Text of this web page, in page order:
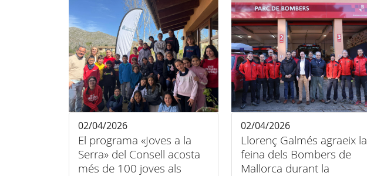
El programa «Joves a la
Serra» del Consell acosta
més de 100 joves als
02/04/2026
Llorenç Galmés agraeix la
feina dels Bombers de
Mallorca durant la
02/04/2026